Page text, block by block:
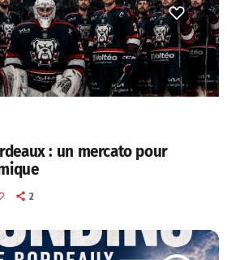
: un mercato pour
2